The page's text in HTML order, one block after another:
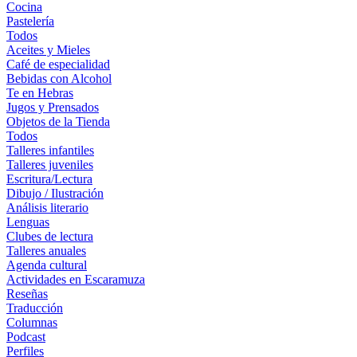
Cocina
Pastelería
Todos
Aceites y Mieles
Café de especialidad
Bebidas con Alcohol
Te en Hebras
Jugos y Prensados
Objetos de la Tienda
Todos
Talleres infantiles
Talleres juveniles
Escritura/Lectura
Dibujo / Ilustración
Análisis literario
Lenguas
Clubes de lectura
Talleres anuales
Agenda cultural
Actividades en Escaramuza
Reseñas
Traducción
Columnas
Podcast
Perfiles